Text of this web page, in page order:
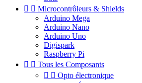
  Microcontrôleurs & Shields
Arduino Mega
Arduino Nano
Arduino Uno
Digispark
Raspberry Pi
  Tous les Composants
  Opto électronique